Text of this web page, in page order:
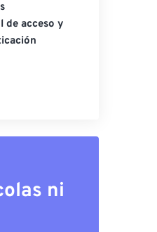
de acceso y
ni